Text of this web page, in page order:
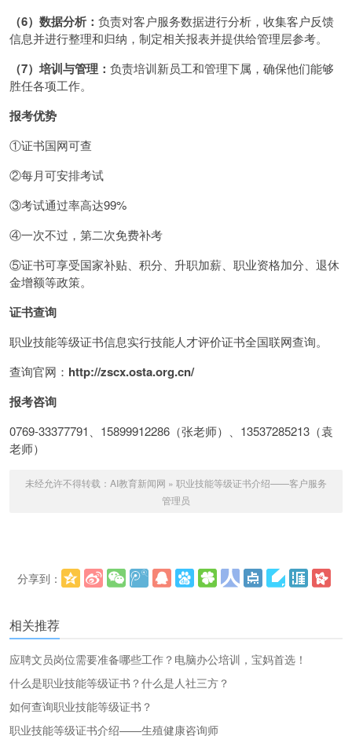
（6）数据分析： 负责对客户服务数据进行分析，收集客户反馈
信息并进行整理和归纳，制定相关报表并提供给管理层参考。
（7）培训与管理： 负责培训新员工和管理下属，确保他们能够
胜任各项工作。
报考优势
①证书国网可查
②每月可安排考试
③考试通过率高达99%
④一次不过，第二次免费补考
⑤证书可享受国家补贴、积分、升职加薪、职业资格加分、退休
金增额等政策。
证书查询
职业技能等级证书信息实行技能人才评价证书全国联网查询。
查询官网： http://zscx.osta.org.cn/
报考咨询
0769-33377791、15899912286（张老师）、13537285213（袁
老师）
未经允许不得转载： AI教育新闻网 » 职业技能等级证书介绍——客户服务
管理员
分享到：
相关推荐
应聘文员岗位需要准备哪些工作？电脑办公培训，宝妈首选！
什么是职业技能等级证书？什么是人社三方？
如何查询职业技能等级证书？
职业技能等级证书介绍——生殖健康咨询师